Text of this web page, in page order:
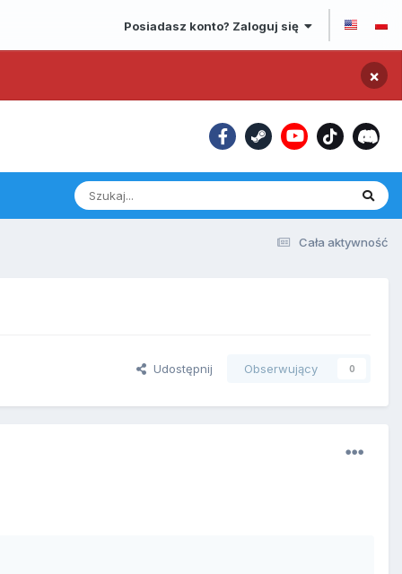
Posiadasz konto? Zaloguj się
×
Cała aktywność
Udostępnij Obserwujący 0